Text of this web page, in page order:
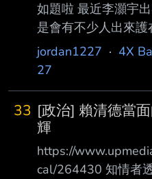
如題啦 最近李灝宇
是會有不少人出來
台搞各種商人嘴臉行
幹翻 怎麼唯獨愛爾
jordan1227 · 4X
27
33 [政治] 賴清德當
輝
https://
cal/264430 知情者